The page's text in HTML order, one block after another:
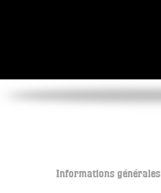
Informations générales